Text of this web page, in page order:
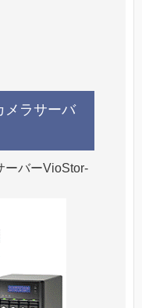
メラサーバ
ーバーVioStor-